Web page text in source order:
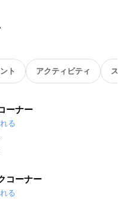
ト アクティビティ ス
ーナー
る
コーナー
る